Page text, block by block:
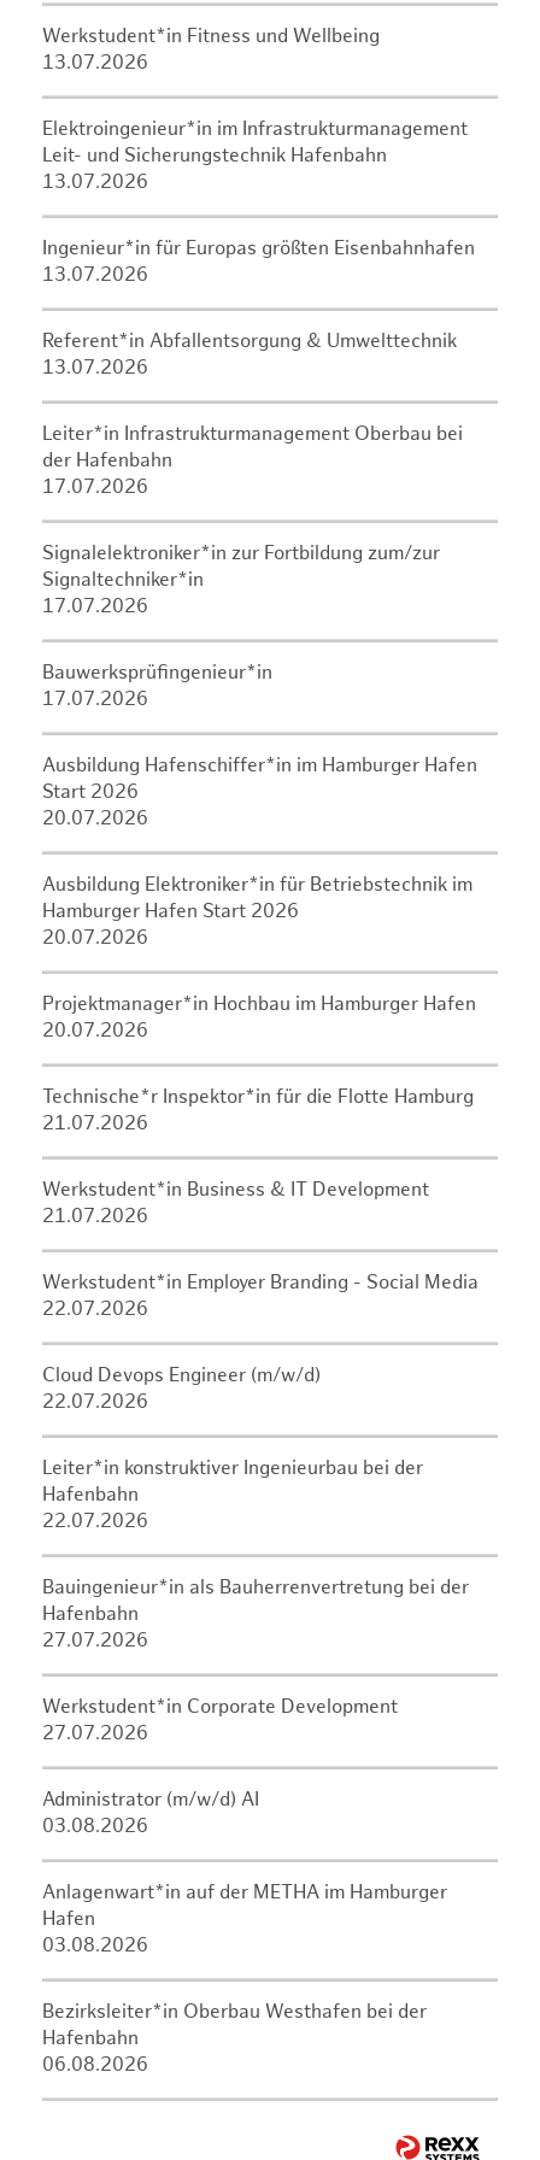
Werkstudent*in Fitness und Wellbeing
13.07.2026
Elektroingenieur*in im Infrastrukturmanagement
Leit- und Sicherungstechnik Hafenbahn
13.07.2026
Ingenieur*in für Europas größten Eisenbahnhafen
13.07.2026
Referent*in Abfallentsorgung & Umwelttechnik
13.07.2026
Leiter*in Infrastrukturmanagement Oberbau bei
der Hafenbahn
17.07.2026
Signalelektroniker*in zur Fortbildung zum/zur
Signaltechniker*in
17.07.2026
Bauwerksprüfingenieur*in
17.07.2026
Ausbildung Hafenschiffer*in im Hamburger Hafen
Start 2026
20.07.2026
Ausbildung Elektroniker*in für Betriebstechnik im
Hamburger Hafen Start 2026
20.07.2026
Projektmanager*in Hochbau im Hamburger Hafen
20.07.2026
Technische*r Inspektor*in für die Flotte Hamburg
21.07.2026
Werkstudent*in Business & IT Development
21.07.2026
Werkstudent*in Employer Branding - Social Media
22.07.2026
Cloud Devops Engineer (m/w/d)
22.07.2026
Leiter*in konstruktiver Ingenieurbau bei der
Hafenbahn
22.07.2026
Bauingenieur*in als Bauherrenvertretung bei der
Hafenbahn
27.07.2026
Werkstudent*in Corporate Development
27.07.2026
Administrator (m/w/d) AI
03.08.2026
Anlagenwart*in auf der METHA im Hamburger
Hafen
03.08.2026
Bezirksleiter*in Oberbau Westhafen bei der
Hafenbahn
06.08.2026